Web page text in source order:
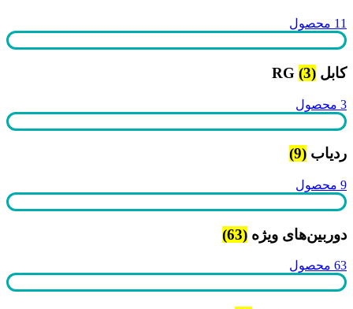
11 محصول
کابل RG (3)
3 محصول
ردیاب (9)
9 محصول
دوربین‌های ویژه (63)
63 محصول